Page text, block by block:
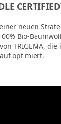
neuen
Bio-
TRIGEMA,
optimiert.